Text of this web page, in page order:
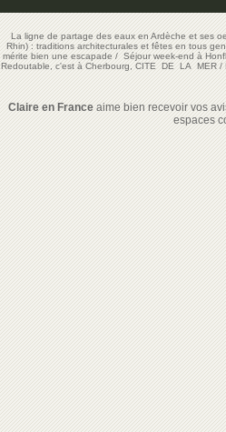
La ligne de partage des eaux en Ardèche et ses
Rhin) : traditions architecturales et fêtes en tous
mérite bien une escapade/Séjour week-end à
Redoutable, c'est à Cherbourg, CITE DE LA MER/
Claire en Franceaime bien recevoir vos
espaces